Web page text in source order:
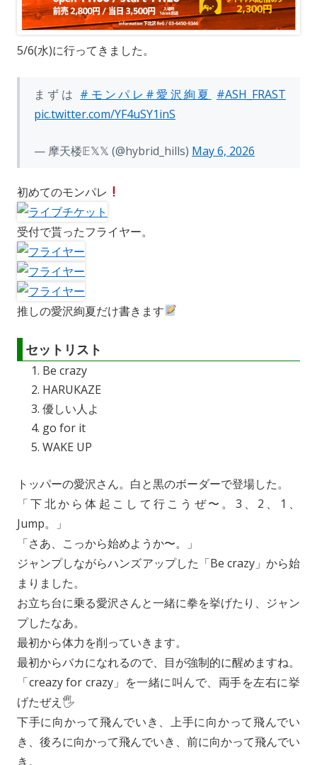
5/6(水)に行ってきました。
まずは #モンパレ #愛沢絢夏 #ASH_FRAST
pic.twitter.com/YF4uSY1inS
— 摩天楼𝔼𝕏𝕏 (@hybrid_hills) May 6, 2026
初めてのモンパレ
受付で貰ったフライヤー。
推しの愛沢絢夏だけ書きます
セットリスト
Be crazy
HARUKAZE
優しい人よ
go for it
WAKE UP
トッパーの愛沢さん。白と黒のボーダーで登場した。
「下北から体起こして行こうぜ〜。3、2、1、
Jump。」
「さあ、こっから始めようか〜。」
ジャンプしながらハンズアップした「Be crazy」から始
まりました。
お立ち台に乗る愛沢さんと一緒に拳を挙げたり、ジャン
プしたなあ。
最初から体力を削っていきます。
最初からバカになれるので、目が強制的に醒めますね。
「creazy for crazy」を一緒に叫んで、両手を左右に挙
げたぜえ🖐️
下手に向かって飛んでいき、上手に向かって飛んでい
き、後ろに向かって飛んでいき、前に向かって飛んでい
き。